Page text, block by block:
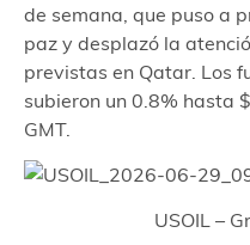
de semana, que puso a
paz y desplazó la
previstas en Qatar. Los
subieron un 0.8% hasta
GMT.
USOIL –